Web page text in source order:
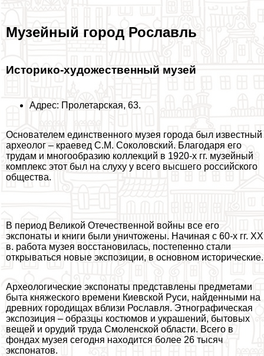
Музейный город Рославль
Историко-художественный музей
Адрес: Пролетарская, 63.
Основателем единственного музея города был известный
археолог – краевед С.М. Соколовский. Благодаря его
трудам и многообразию коллекций в 1920-х гг. музейный
комплекс этот был на слуху у всего высшего российского
общества.
В период Великой Отечественной войны все его
экспонаты и книги были уничтожены. Начиная с 60-х гг. XX
в. работа музея восстановилась, постепенно стали
открываться новые экспозиции, в основном исторические.
Археологические экспонаты представлены предметами
быта княжеского времени Киевской Руси, найденными на
древних городищах вблизи Рославля. Этнографическая
экспозиция – образцы костюмов и украшений, бытовых
вещей и орудий труда Смоленской области. Всего в
фондах музея сегодня находится более 26 тысяч
экспонатов.